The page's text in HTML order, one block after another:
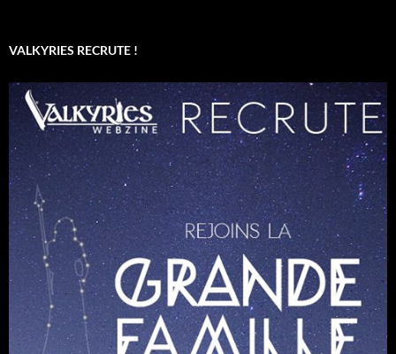
VALKYRIES RECRUTE !